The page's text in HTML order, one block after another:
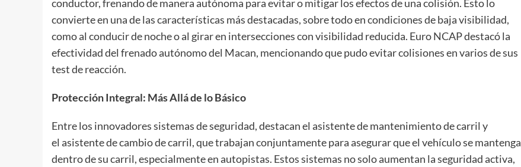
conductor, frenando de manera autónoma para evitar o mitigar los efectos de una colisión. Esto lo
convierte en una de las características más destacadas, sobre todo en condiciones de baja visibilidad,
como al conducir de noche o al girar en intersecciones con visibilidad reducida. Euro NCAP destacó la
efectividad del frenado autónomo del Macan, mencionando que pudo evitar colisiones en varios de sus
test de reacción.
Protección Integral: Más Allá de lo Básico
Entre los innovadores sistemas de seguridad, destacan el asistente de mantenimiento de carril y
el asistente de cambio de carril, que trabajan conjuntamente para asegurar que el vehículo se mantenga
dentro de su carril, especialmente en autopistas. Estos sistemas no solo aumentan la seguridad activa,